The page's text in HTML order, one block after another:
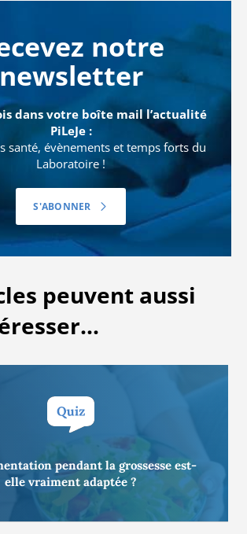
notre
newsletter
dans votre boîte mail l’actualité
PiLeJe :
santé, évènements et temps forts du
Laboratoire !
S'ABONNER
peuvent aussi
pendant la grossesse est-
elle vraiment adaptée ?